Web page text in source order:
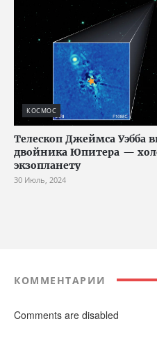
КОСМОС
Телескоп Джеймса Уэбба
двойника Юпитера —
экзопланету
30 Июль, 2024
КОММЕНТАРИИ
Comments are disabled